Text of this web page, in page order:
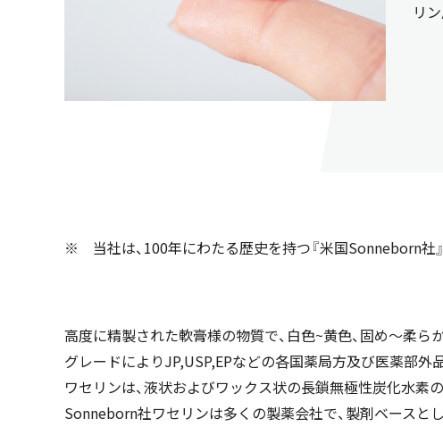
リ
※ 当社は、100年にわたる歴史を持つ『米国Sonneborn社
高度に精製された軟膏様の物質で、白色~黄色、固め～柔
グレードによりJP,USP,EPなどの各国薬局方及び医薬部
ワセリンは、液状およびワックス状の長鎖無極性炭化水素
Sonneborn社ワセリンは多くの製薬会社で、製剤ベースと